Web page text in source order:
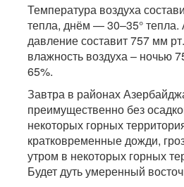
Температура воздуха
тепла, днём — 30–35°
давление составит 757 мм
влажность воздуха – ночью
65%.
Завтра в районах
преимущественно без
некоторых горных
кратковременные дожди,
утром в некоторых горных
Будет дуть умеренный